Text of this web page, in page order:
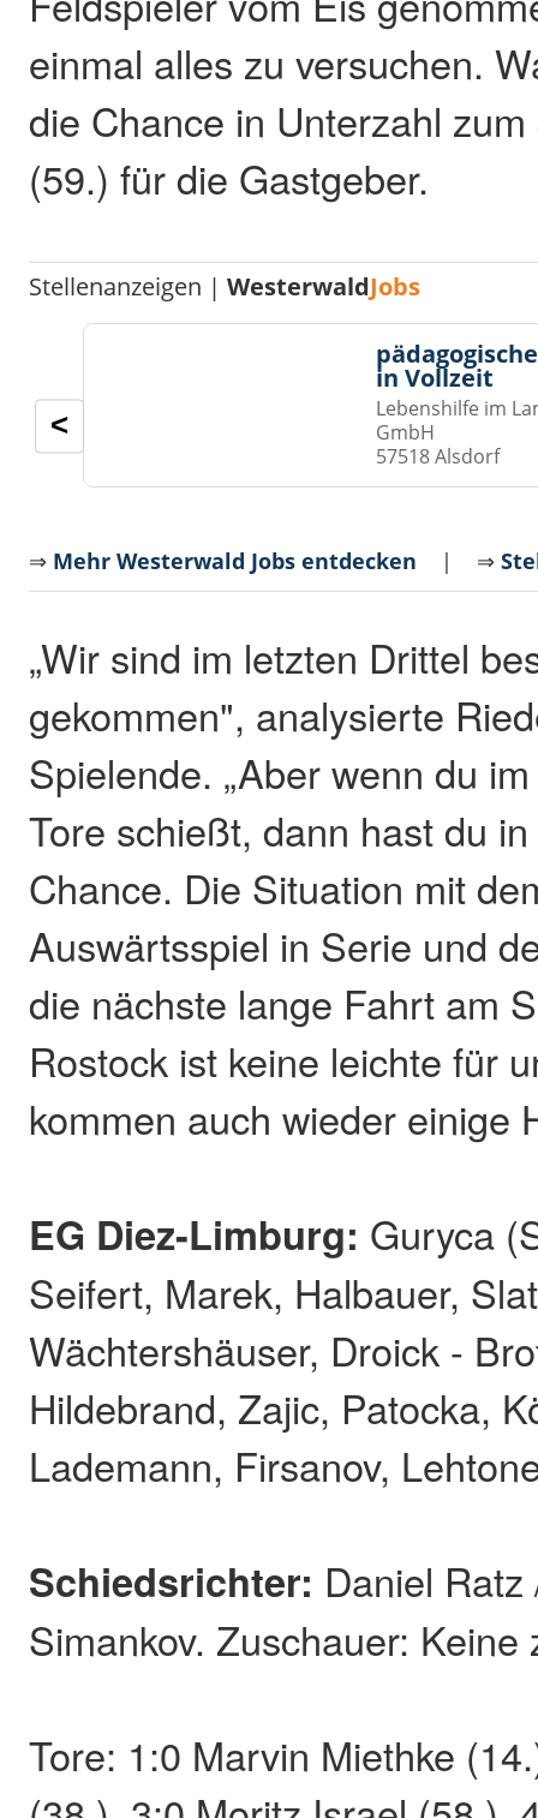
einmal alles zu versuchen.
die Chance in Unterzahl
(59.) für die Gastgeber.
Stellenanzeigen |WesterwaldJobs
in Vollzeit
Lebenshilfe im
GmbH
57518 Alsdorf
<
⇒ Mehr Westerwald Jobs entdecken | ⇒
„Wir sind im letzten Drittel
gekommen", analysierte
Spielende. „Aber wenn du
Tore schießt, dann hast du
Chance. Die Situation mit
Auswärtsspiel in Serie und
die nächste lange Fahrt am
Rostock ist keine leichte für
kommen auch wieder einige
EG Diez-Limburg: Guryca
Seifert, Marek, Halbauer,
Wächtershäuser, Droick -
Hildebrand, Zajic, Patocka,
Lademann, Firsanov,
Schiedsrichter: Daniel
Simankov. Zuschauer: Keine
Tore: 1:0 Marvin Miethke